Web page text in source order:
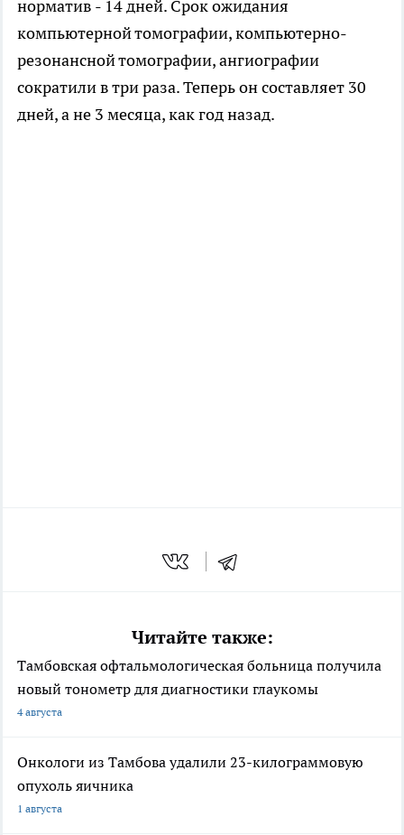
норматив - 14 дней. Срок ожидания
компьютерной томографии, компьютерно-
резонансной томографии, ангиографии
сократили в три раза. Теперь он составляет 30
дней, а не 3 месяца, как год назад.
Читайте также:
Тамбовская офтальмологическая больница получила
новый тонометр для диагностики глаукомы
4 августа
Онкологи из Тамбова удалили 23-килограммовую
опухоль яичника
1 августа